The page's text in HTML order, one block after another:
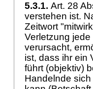
5.3.1. Art. 28
verstehen ist.
Zeitwort
Verletzung
verursacht,
ist, dass ihr ein
führt (objektiv)
Handelnde